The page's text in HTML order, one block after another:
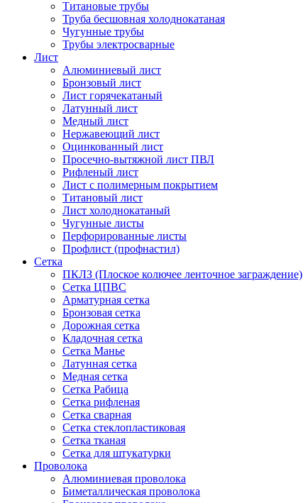
Титановые трубы
Труба бесшовная холоднокатаная
Чугунные трубы
Трубы электросварные
Лист
Алюминиевый лист
Бронзовый лист
Лист горячекатаный
Латунный лист
Медный лист
Нержавеющий лист
Оцинкованный лист
Просечно-вытяжной лист ПВЛ
Рифленый лист
Лист с полимерным покрытием
Титановый лист
Лист холоднокатаный
Чугунные листы
Перфорированные листы
Профлист (профнастил)
Сетка
ПКЛЗ (Плоское колючее ленточное заграждение)
Сетка ЦПВС
Арматурная сетка
Бронзовая сетка
Дорожная сетка
Кладочная сетка
Сетка Манье
Латунная сетка
Медная сетка
Сетка Рабица
Сетка рифленая
Сетка сварная
Сетка стеклопластиковая
Сетка тканая
Сетка для штукатурки
Проволока
Алюминиевая проволока
Биметаллическая проволока